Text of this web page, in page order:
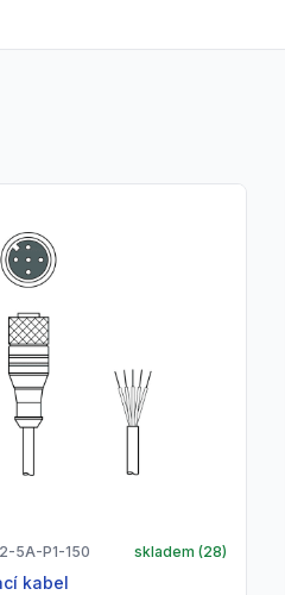
5A-P1-150 skladem (28)
kabel